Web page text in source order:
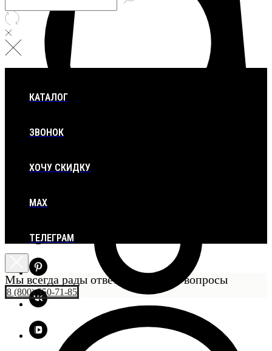
КАТАЛОГ
ЗВОНОК
ХОЧУ СКИДКУ
MAX
ТЕЛЕГРАМ
Мы всегда рады ответить на ваши вопросы
8 (800) 550-71-85